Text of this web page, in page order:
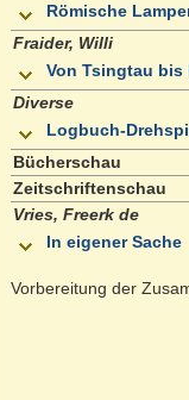
Römische
Fraider, Willi
Von Tsingtau bis
Diverse
Logbuch-
Bücherschau
Zeitschriftenschau
Vries, Freerk de
In eigener Sache
Vorbereitung der